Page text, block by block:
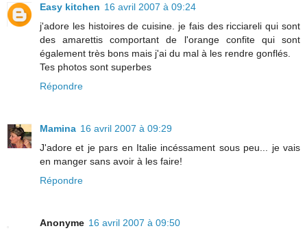
Easy kitchen 16 avril 2007 à 09:24
j'adore les histoires de cuisine. je fais des ricciareli qui sont
des amarettis comportant de l'orange confite qui sont
également très bons mais j'ai du mal à les rendre gonflés.
Tes photos sont superbes
Répondre
Mamina 16 avril 2007 à 09:29
J'adore et je pars en Italie incéssament sous peu... je vais
en manger sans avoir à les faire!
Répondre
Anonyme 16 avril 2007 à 09:50